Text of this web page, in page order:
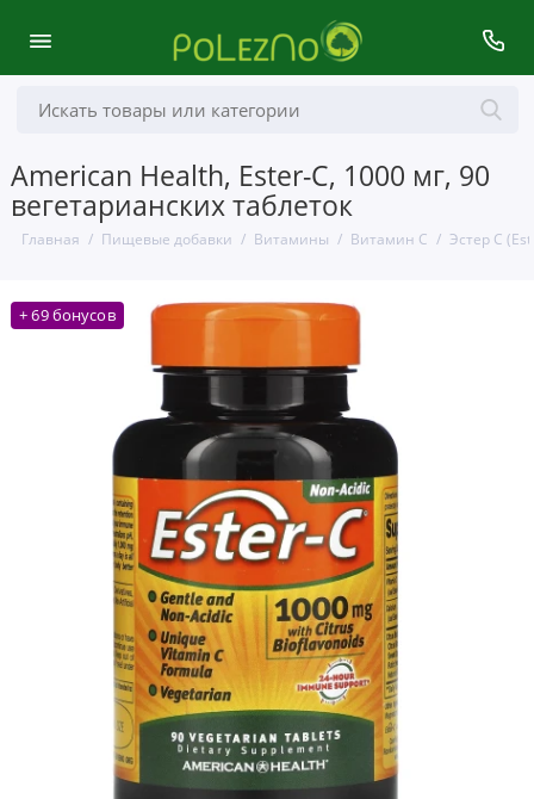
American Health, Ester-C, 1000 мг, 90
вегетарианских таблеток
Главная Пищевые добавки Витамины Витамин С Эстер С
+ 69 бонусов